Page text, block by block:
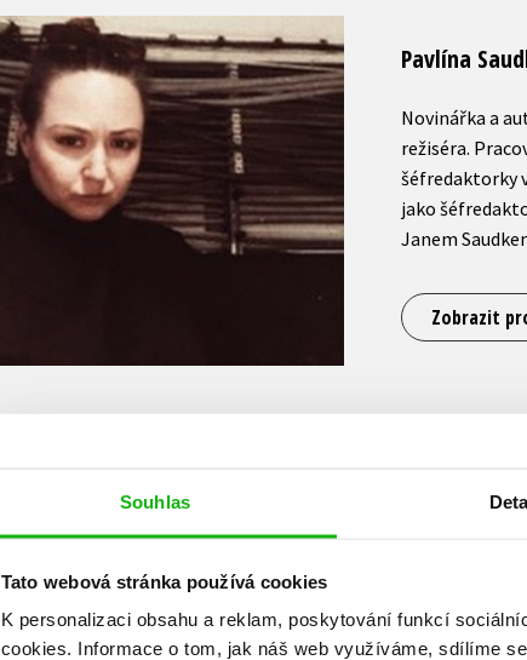
Souhlas
Tato webová stránka používá cookies
K personalizaci obsahu a reklam, poskytování funkcí
cookies. Informace o tom, jak náš web využíváme, sdílíme
Pavlína
Novinářka a
režiséra.
šéfredaktorky
jako
Janem
Zobrazit
Václav
začínal
produkce ve